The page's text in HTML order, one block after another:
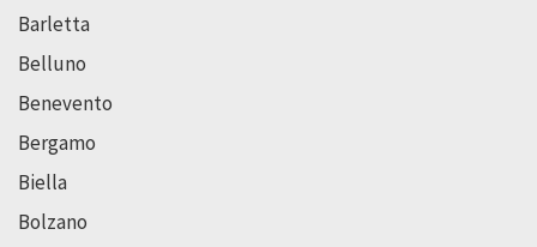
Barletta
Belluno
Benevento
Bergamo
Biella
Bolzano